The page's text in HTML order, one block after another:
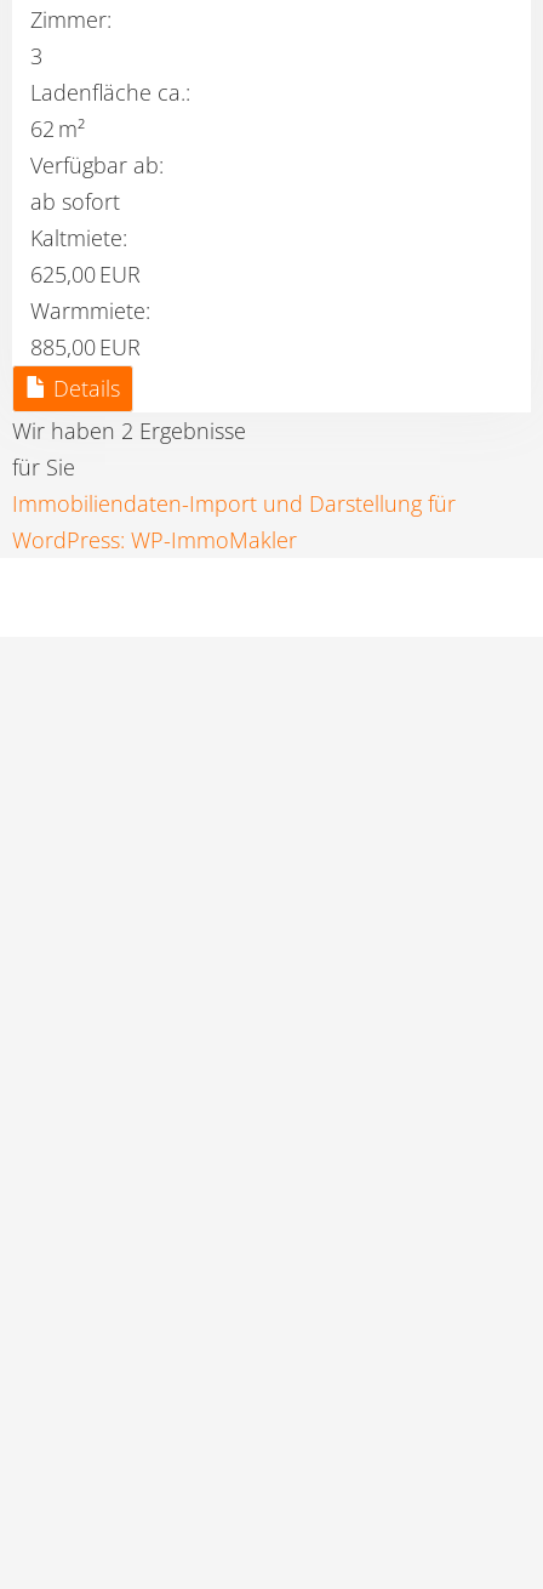
Zimmer:
3
Ladenfläche ca.:
62 m²
Verfügbar ab:
ab sofort
Kaltmiete:
625,00 EUR
Warmmiete:
885,00 EUR
Details
Wir haben 2 Ergebnisse
für Sie
Immobiliendaten-Import und Darstellung für
WordPress: WP-ImmoMakler